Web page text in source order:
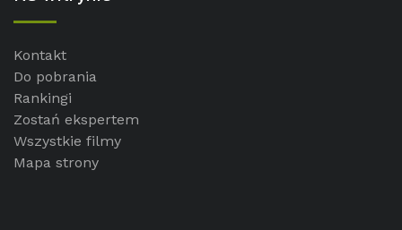
Kontakt
Do pobrania
Rankingi
Zostań ekspertem
Wszystkie filmy
Mapa strony